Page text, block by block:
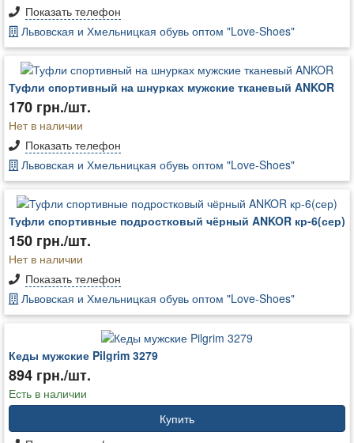
Показать телефон
Львовская и Хмельницкая обувь оптом "Love-Shoes"
Туфли спортивный на шнурках мужские тканевый ANKOR
170 грн./шт.
Нет в наличии
Показать телефон
Львовская и Хмельницкая обувь оптом "Love-Shoes"
Туфли спортивные подростковый чёрный ANKOR кр-6(сер)
150 грн./шт.
Нет в наличии
Показать телефон
Львовская и Хмельницкая обувь оптом "Love-Shoes"
Кеды мужские Pilgrim 3279
894 грн./шт.
Есть в наличии
Купить